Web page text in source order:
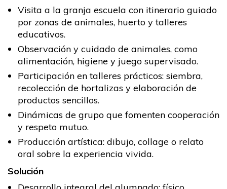
Visita a la granja escuela con itinerario guiado
por zonas de animales, huerto y talleres
educativos.
Observación y cuidado de animales, como
alimentación, higiene y juego supervisado.
Participación en talleres prácticos: siembra,
recolección de hortalizas y elaboración de
productos sencillos.
Dinámicas de grupo que fomenten cooperación
y respeto mutuo.
Producción artística: dibujo, collage o relato
oral sobre la experiencia vivida.
Solución